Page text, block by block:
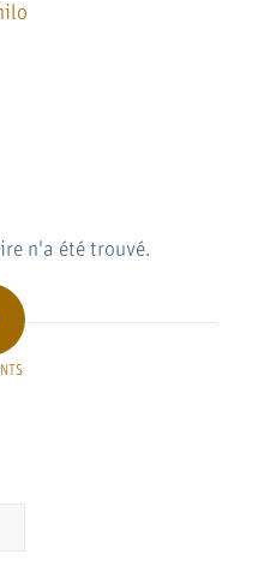
n'a été trouvé.